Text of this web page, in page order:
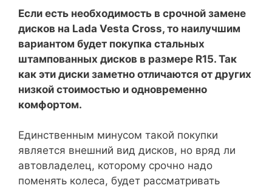
Если есть необходимость в срочной замене
дисков на Lada Vesta Cross, то наилучшим
вариантом будет покупка стальных
штампованных дисков в размере R15. Так
как эти диски заметно отличаются от других
низкой стоимостью и одновременно
комфортом.
Единственным минусом такой покупки
является внешний вид дисков, но вряд ли
автовладелец, которому срочно надо
поменять колеса, будет рассматривать